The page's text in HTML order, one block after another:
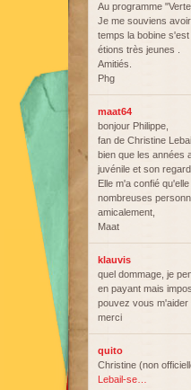
Au programme
Je me souviens
temps la bobine
étions très jeunes .
Amitiés.
Phg
maat64
bonjour Philippe,
fan de Christine
bien que les années
juvénile et son
Elle m'a confié
nombreuses
amicalement,
Maat
klauvis
quel dommage, je
en payant mais
pouvez vous m'aider
merci
quito
Christine (non
Lebail-se…